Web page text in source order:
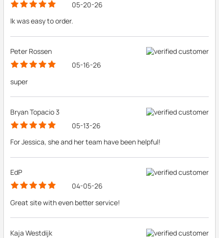
05-20-26
Ik was easy to order.
Peter Rossen
05-16-26
super
Bryan Topacio 3
05-13-26
For Jessica, she and her team have been helpful!
EdP
04-05-26
Great site with even better service!
Kaja Westdijk